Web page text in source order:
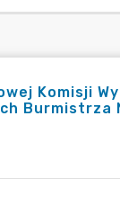
Komisji
Burmistrza